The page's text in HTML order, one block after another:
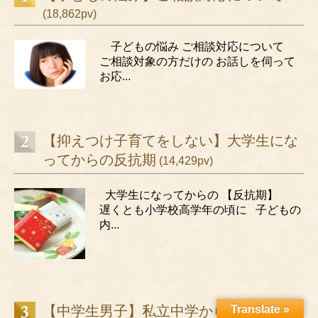
(18,862pv)
子どもの悩み ご相談対応について
ご相談対象の方だけの お話しを伺って
お応...
【抑えつけ子育てをしない】大学生にな
ってからの反抗期 (14,429pv)
大学生になってからの 【反抗期】
遅くとも小学校高学年の頃に 子どもの
内...
【中学生男子】私立中学から公立中学へ
Translate »